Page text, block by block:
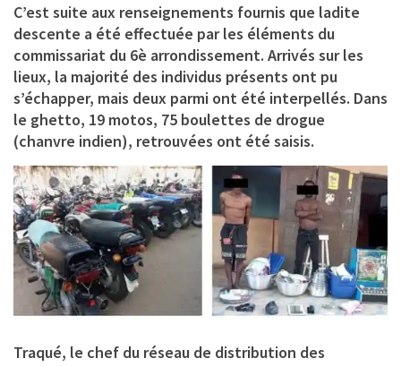
C’est suite aux renseignements fournis que ladite
descente a été effectuée par les éléments du
commissariat du 6è arrondissement. Arrivés sur les
lieux, la majorité des individus présents ont pu
s’échapper, mais deux parmi ont été interpellés. Dans
le ghetto, 19 motos, 75 boulettes de drogue
(chanvre indien), retrouvées ont été saisis.
Traqué, le chef du réseau de distribution des